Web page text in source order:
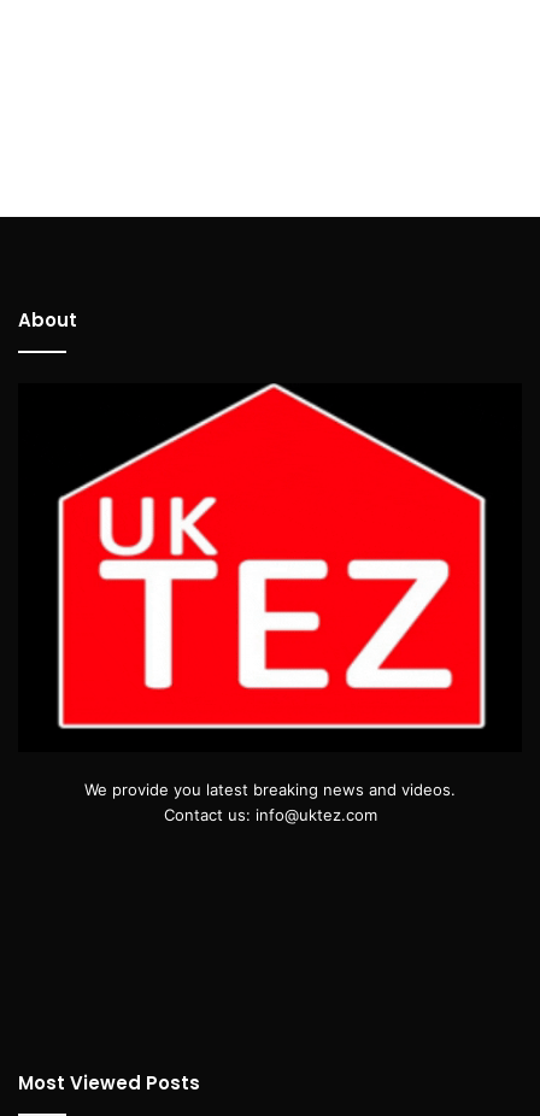
About
We provide you latest breaking news and videos.
Contact us: info@uktez.com
Most Viewed Posts